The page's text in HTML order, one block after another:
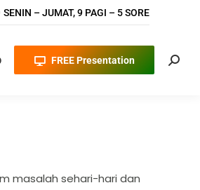
SENIN – JUMAT, 9 PAGI – 5 SORE
FREE Presentation
masalah sehari-hari dan